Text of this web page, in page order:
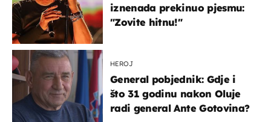
iznenada prekinuo pjesmu:
"Zovite hitnu!"
HEROJ
General pobjednik: Gdje i
što 31 godinu nakon Oluje
radi general Ante Gotovina?